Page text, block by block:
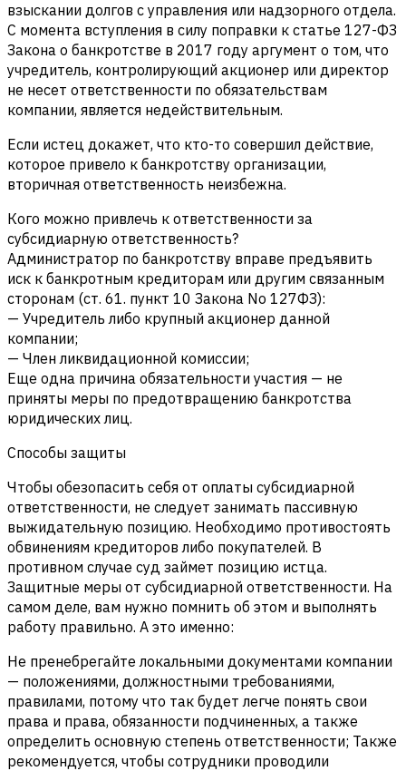
взыскании долгов с управления или надзорного отдела.
С момента вступления в силу поправки к статье 127-ФЗ
Закона о банкротстве в 2017 году аргумент о том, что
учредитель, контролирующий акционер или директор
не несет ответственности по обязательствам
компании, является недействительным.
Если истец докажет, что кто-то совершил действие,
которое привело к банкротству организации,
вторичная ответственность неизбежна.
Кого можно привлечь к ответственности за
субсидиарную ответственность?
Администратор по банкротству вправе предъявить
иск к банкротным кредиторам или другим связанным
сторонам (ст. 61. пункт 10 Закона No 127ФЗ):
— Учредитель либо крупный акционер данной
компании;
— Член ликвидационной комиссии;
Еще одна причина обязательности участия — не
приняты меры по предотвращению банкротства
юридических лиц.
Способы защиты
Чтобы обезопасить себя от оплаты субсидиарной
ответственности, не следует занимать пассивную
выжидательную позицию. Необходимо противостоять
обвинениям кредиторов либо покупателей. В
противном случае суд займет позицию истца.
Защитные меры от субсидиарной ответственности. На
самом деле, вам нужно помнить об этом и выполнять
работу правильно. А это именно:
Не пренебрегайте локальными документами компании
— положениями, должностными требованиями,
правилами, потому что так будет легче понять свои
права и права, обязанности подчиненных, а также
определить основную степень ответственности; Также
рекомендуется, чтобы сотрудники проводили